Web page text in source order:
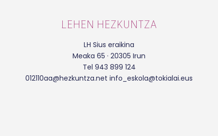
LEHEN HEZKUNTZA
LH Sius eraikina
Meaka 65 · 20305 Irun
Tel 943 899 124
012110aa@hezkuntza.net info_eskola@tokialai.eus